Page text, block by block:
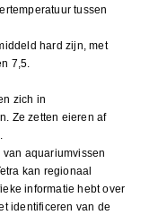
tussen
hard zijn, met
7,5.
zich in
Ze zetten eieren af
aquariumvissen
kan regionaal
informatie hebt over
identificeren van de